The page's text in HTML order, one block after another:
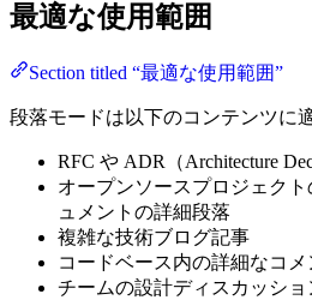
最適な使用範囲
Section titled “最適な使用範囲”
段落モードは以下のコンテンツに
RFC や ADR（Architecture
オープンソースプロジェク
ュメントの詳細段落
複雑な技術ブログ記事
コードベース内の詳細なコメ
チームの設計ディスカッショ